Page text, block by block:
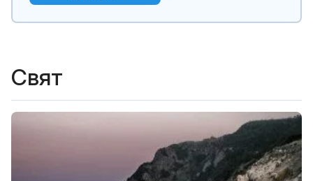
Свят